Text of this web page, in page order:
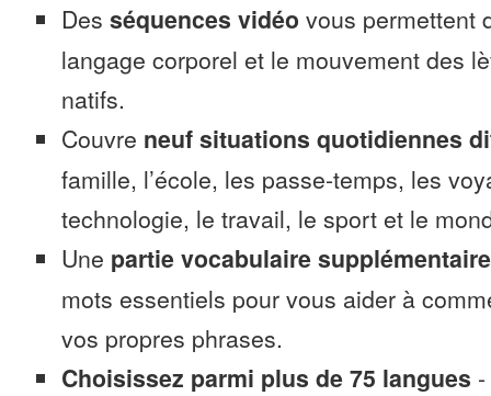
Des séquences vidéo vous permettent
langage corporel et le mouvement des
natifs.
Couvre neuf situations quotidiennes
famille, l’école, les passe-temps, les
technologie, le travail, le sport et le
Une partie vocabulaire supplémentaire
mots essentiels pour vous aider à
vos propres phrases.
Choisissez parmi plus de 75 langues -